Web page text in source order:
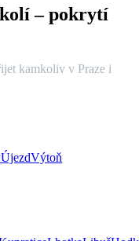
– pokrytí
kamkoliv v Praze i
ÚjezdVýtoň